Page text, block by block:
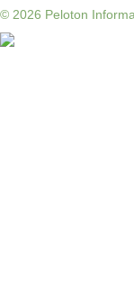
© 2026 Peloton